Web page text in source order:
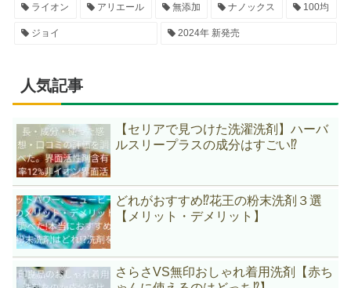
ライオン アリエール 無添加 ナノックス 100均
ジョイ 2024年 新発売
人気記事
【セリアで見つけた洗濯洗剤】ハーバ
ルスリープラスの成分はすごい⁉
どれがおすすめ⁉花王の粉末洗剤３選
【メリット・デメリット】
さらさVS無印おしゃれ着用洗剤【赤ち